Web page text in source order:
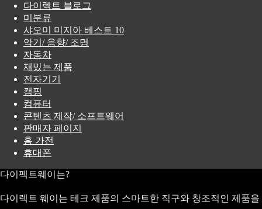
다이렉트 블로그
미분류
샤오미 미지아 베스트 10
악기/ 음향/ 조명
자동차
재밌는 제품
전자기기
캠핑
컴퓨터
콘텐츠 제작/ 소프트웨어
판매자 페이지
홈 가전
휴대폰
다이펙트웨이는?
다이렉트 웨이는 테크 제품의 스마트한 직구와 창조적인 제품을